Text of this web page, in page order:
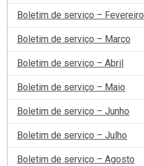
Boletim de serviço – Fevereiro
Boletim de serviço – Março
Boletim de serviço – Abril
Boletim de serviço – Maio
Boletim de serviço – Junho
Boletim de serviço – Julho
Boletim de serviço – Agosto